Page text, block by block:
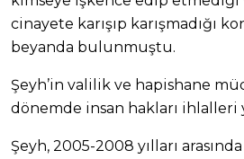
cinayete karışıp karışmadığı
beyanda bulunmuştu.
Şeyh’in valilik ve hapishane
dönemde insan hakları ihlalleri
Şeyh, 2005-2008 yılları